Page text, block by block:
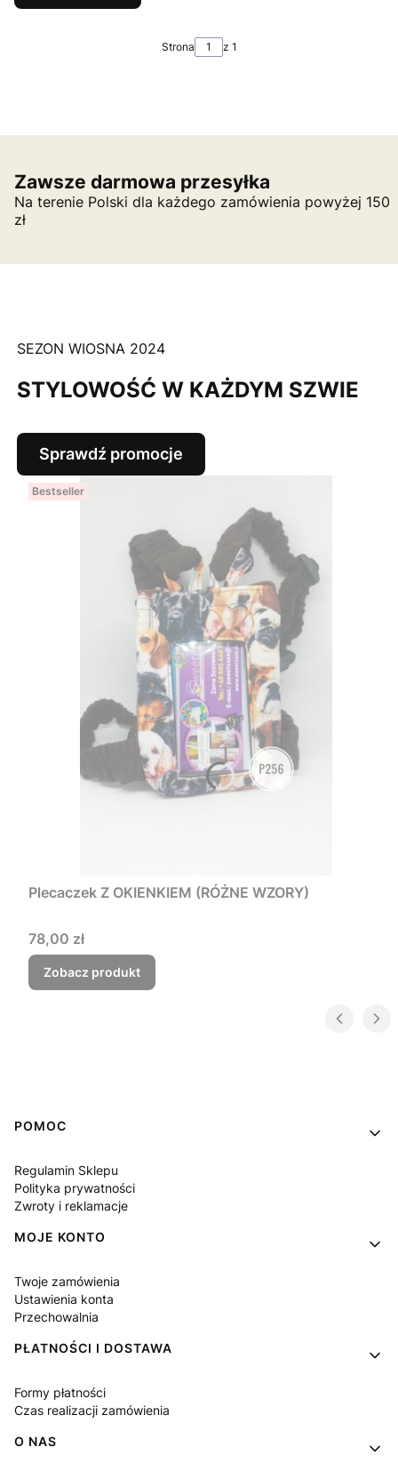
Strona z 1
Zawsze darmowa przesyłka
Na terenie Polski dla każdego zamówienia powyżej 150
zł
SEZON WIOSNA 2024
STYLOWOŚĆ W KAŻDYM SZWIE
Sprawdź promocje
Bestseller
Plecaczek Z OKIENKIEM (RÓŻNE WZORY)
Cena
78,00 zł
Zobacz produkt
Linki w stopce
POMOC
Regulamin Sklepu
Polityka prywatności
Zwroty i reklamacje
MOJE KONTO
Twoje zamówienia
Ustawienia konta
Przechowalnia
PŁATNOŚCI I DOSTAWA
Formy płatności
Czas realizacji zamówienia
O NAS